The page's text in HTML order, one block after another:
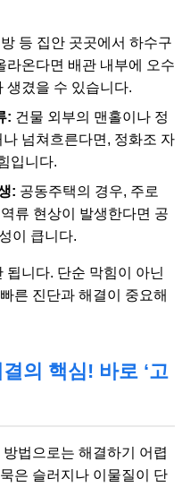
등 집안 곳곳에서 하수구
라온다면 배관 내부에 오수
생겼을 수 있습니다.
: 건물 외부의 맨홀이나 정
넘쳐흐른다면, 정화조 자
입니다.
: 공동주택의 경우, 주로
류 현상이 발생한다면 공
이 큽니다.
됩니다. 단순 막힘이 아닌
른 진단과 해결이 중요해
의 핵심! 바로 ‘고
법으로는 해결하기 어렵
은 슬러지나 이물질이 단